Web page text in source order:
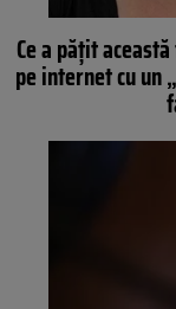
Ce a pățit
pe internet cu un